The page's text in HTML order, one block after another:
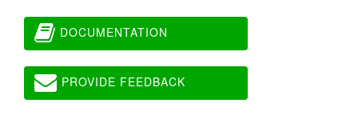
DOCUMENTATION
PROVIDE FEEDBACK